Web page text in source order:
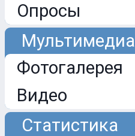
Опросы
Мультимедиа
Фотогалерея
Видео
Статистика